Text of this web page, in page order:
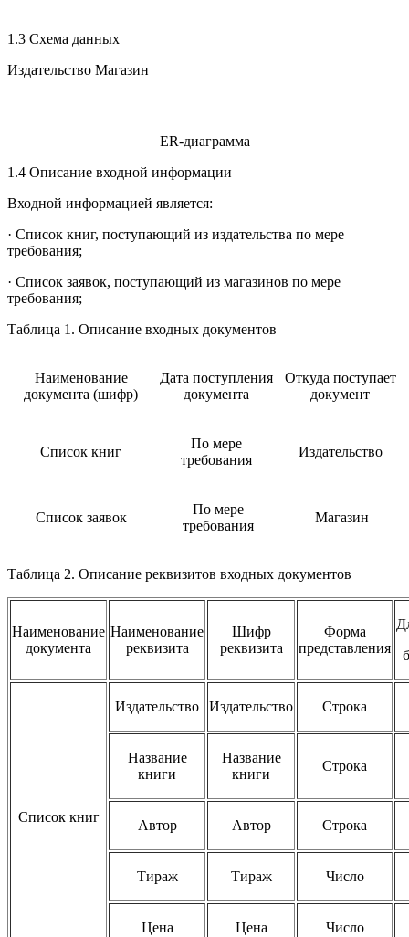
1.3 Схема данных
Издательство Магазин
ER-диаграмма
1.4 Описание входной информации
Входной информацией является:
· Список книг, поступающий из издательства по мере
требования;
· Список заявок, поступающий из магазинов по мере
требования;
Таблица 1. Описание входных документов
Наименование
документа (шифр)
Дата поступления
документа
Откуда поступает
документ
Список книг
По мере
требования
Издательство
Список заявок
По мере
требования
Магазин
Таблица 2. Описание реквизитов входных документов
Наименование
документа
Наименование
реквизита
Шифр
реквизита
Форма
представления
Список книг
Издательство Издательство Строка
Название
книги
Название
книги
Строка
Автор Автор Строка
Тираж Тираж Число
Цена Цена Число